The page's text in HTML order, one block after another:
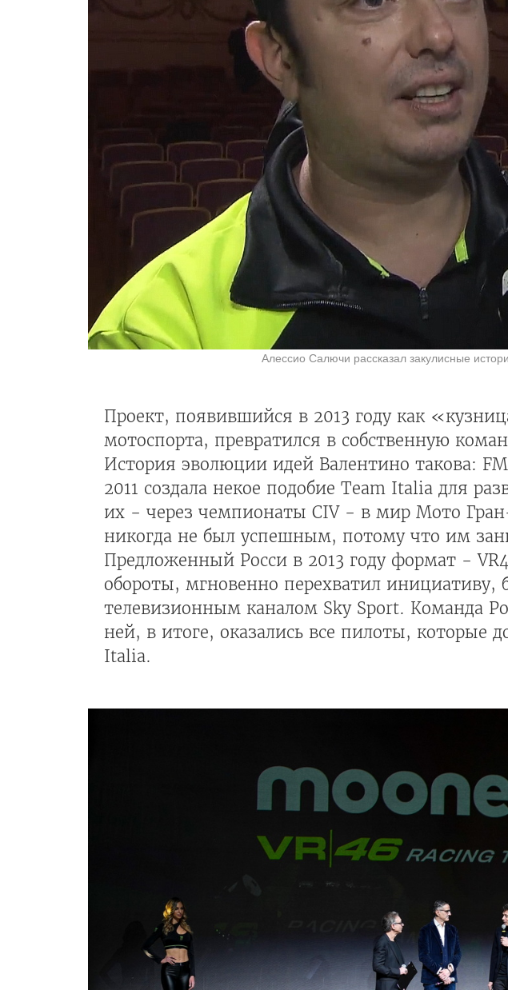
Алессио Салючи рассказал закулисные
Проект, появившийся в 2013 году как
мотоспорта, превратился в собственную
История эволюции идей Валентино такова:
2011 создала некое подобие Team Italia для
их - через чемпионаты CIV - в мир Мото
никогда не был успешным, потому что им
Предложенный Росси в 2013 году формат -
обороты, мгновенно перехватил инициативу,
телевизионным каналом Sky Sport. Команда
ней, в итоге, оказались все пилоты, которые
Italia.